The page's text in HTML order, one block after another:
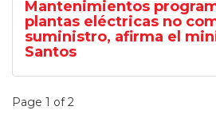
Mantenimientos
plantas eléctricas no
suministro, afirma el
Santos
Page 1 of 2